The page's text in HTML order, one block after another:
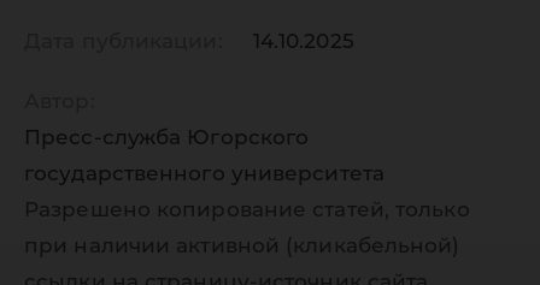
14.10.2025
Пресс-служба Югорского
государственного университета
Разрешено копирование статей, только
при наличии активной (кликабельной)